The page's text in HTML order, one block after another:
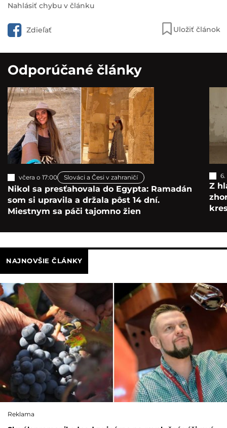
Nahlásiť chybu v článku
Zdieľať Uložiť článok
Odporúčané články
včera o 17:00 Slováci a Česi v zahraničí
Nikol sa presťahovala do Egypta: Ramadán
som si upravila a držala pôst 14 dní.
Miestnym sa páči tajomno žien
Z
NAJNOVŠIE ČLÁNKY
Reklama